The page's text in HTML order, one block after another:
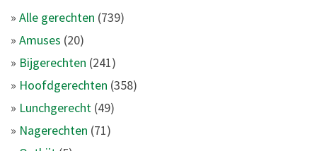
» Alle gerechten (739)
» Amuses (20)
» Bijgerechten (241)
» Hoofdgerechten (358)
» Lunchgerecht (49)
» Nagerechten (71)